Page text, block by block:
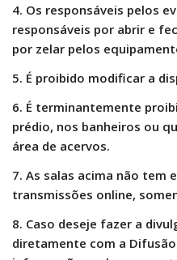
Portais
Educação em
Portal de
Plataforma
Ver – Anita Malfatti
Manuel Correia de
Graduação
Sobre a Graduação
4. Os responsáveis pelos
responsáveis por abrir e
por zelar pelos
5. É proibido modificar a
6. É terminantemente
prédio, nos banheiros ou
área de acervos.
7. As salas acima não tem
transmissões online,
8. Caso deseje fazer a
diretamente com a